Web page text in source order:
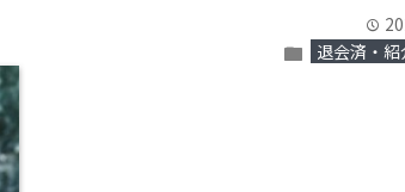
time
folder 退会済・